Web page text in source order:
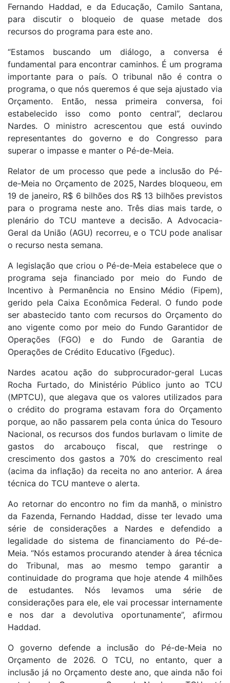
Fernando Haddad, e da Educação, Camilo Santana,
para discutir o bloqueio de quase metade dos
recursos do programa para este ano.
“Estamos buscando um diálogo, a conversa é
fundamental para encontrar caminhos. É um programa
importante para o país. O tribunal não é contra o
programa, o que nós queremos é que seja ajustado via
Orçamento. Então, nessa primeira conversa, foi
estabelecido isso como ponto central”, declarou
Nardes. O ministro acrescentou que está ouvindo
representantes do governo e do Congresso para
superar o impasse e manter o Pé-de-Meia.
Relator de um processo que pede a inclusão do Pé-
de-Meia no Orçamento de 2025, Nardes bloqueou, em
19 de janeiro, R$ 6 bilhões dos R$ 13 bilhões previstos
para o programa neste ano. Três dias mais tarde, o
plenário do TCU manteve a decisão. A Advocacia-
Geral da União (AGU) recorreu, e o TCU pode analisar
o recurso nesta semana.
A legislação que criou o Pé-de-Meia estabelece que o
programa seja financiado por meio do Fundo de
Incentivo à Permanência no Ensino Médio (Fipem),
gerido pela Caixa Econômica Federal. O fundo pode
ser abastecido tanto com recursos do Orçamento do
ano vigente como por meio do Fundo Garantidor de
Operações (FGO) e do Fundo de Garantia de
Operações de Crédito Educativo (Fgeduc).
Nardes acatou ação do subprocurador-geral Lucas
Rocha Furtado, do Ministério Público junto ao TCU
(MPTCU), que alegava que os valores utilizados para
o crédito do programa estavam fora do Orçamento
porque, ao não passarem pela conta única do Tesouro
Nacional, os recursos dos fundos burlavam o limite de
gastos do arcabouço fiscal, que restringe o
crescimento dos gastos a 70% do crescimento real
(acima da inflação) da receita no ano anterior. A área
técnica do TCU manteve o alerta.
Ao retornar do encontro no fim da manhã, o ministro
da Fazenda, Fernando Haddad, disse ter levado uma
série de considerações a Nardes e defendido a
legalidade do sistema de financiamento do Pé-de-
Meia. “Nós estamos procurando atender à área técnica
do Tribunal, mas ao mesmo tempo garantir a
continuidade do programa que hoje atende 4 milhões
de estudantes. Nós levamos uma série de
considerações para ele, ele vai processar internamente
e nos dar a devolutiva oportunamente”, afirmou
Haddad.
O governo defende a inclusão do Pé-de-Meia no
Orçamento de 2026. O TCU, no entanto, quer a
inclusão já no Orçamento deste ano, que ainda não foi